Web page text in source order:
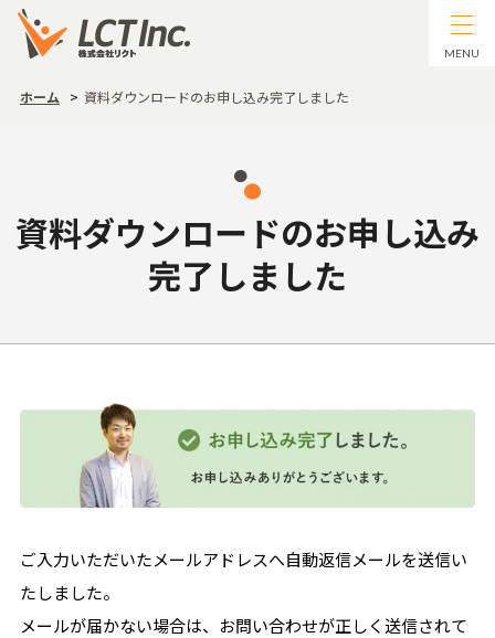
MENU
ホーム 資料ダウンロードのお申し込み完了しました
資料ダウンロードのお申し込み
完了しました
ご入力いただいたメールアドレスへ自動返信メールを送信い
たしました。
メールが届かない場合は、お問い合わせが正しく送信されて